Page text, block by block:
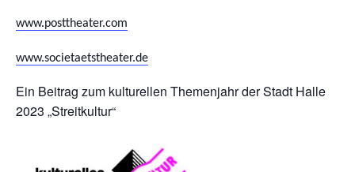
www.posttheater.com
www.societaetstheater.de
Ein Beitrag zum kulturellen Themenjahr der Stadt Halle
2023 „Streitkultur“